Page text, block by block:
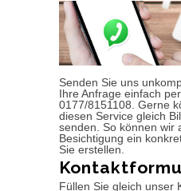
Senden Sie uns
Ihre Anfrage einfach
0177/8151108. Gerne
diesen Service gleich
senden. So können wir
Besichtigung ein
Sie erstellen.
Füllen Sie gleich unser